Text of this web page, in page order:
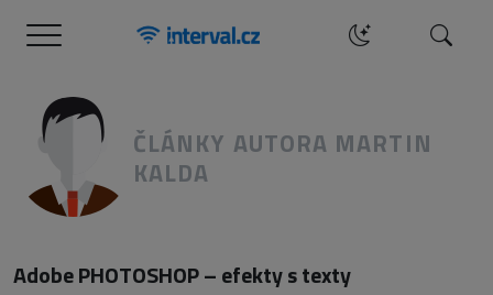
Menu Hledat
ČLÁNKY AUTORA MARTIN
KALDA
Adobe PHOTOSHOP – efekty s texty